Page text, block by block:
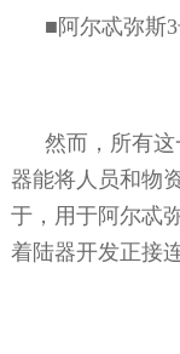
■阿尔忒弥斯3
然而，所有
器能将人员和物
于，用于阿尔忒
着陆器开发正接